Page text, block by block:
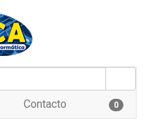
Contacto 0